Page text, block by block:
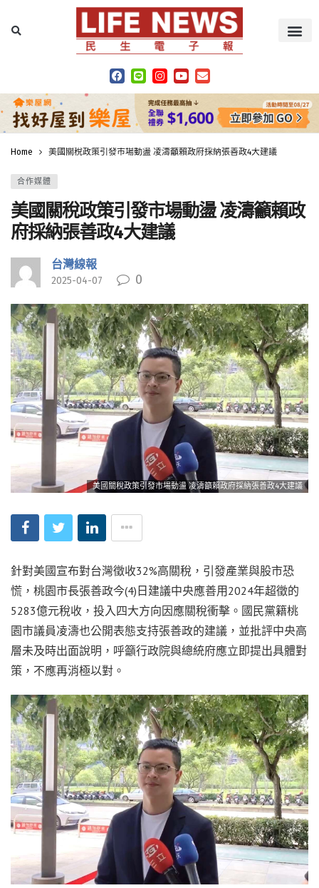
Home 美國關稅政策引發市場動盪 凌濤籲賴政府採納張善政4大建議
合作媒體
美國關稅政策引發市場動盪 凌濤籲賴政
府採納張善政4大建議
台灣線報
2025-04-07 0
美國關稅政策引發市場動盪 凌濤籲賴政府採納張善政4大建議
針對美國宣布對台灣徵收32%高關稅，引發產業與股市恐
慌，桃園市長張善政今(4)日建議中央應善用2024年超徵的
5283億元稅收，投入四大方向因應關稅衝擊。國民黨籍桃
園市議員凌濤也公開表態支持張善政的建議，並批評中央高
層未及時出面說明，呼籲行政院與總統府應立即提出具體對
策，不應再消極以對。